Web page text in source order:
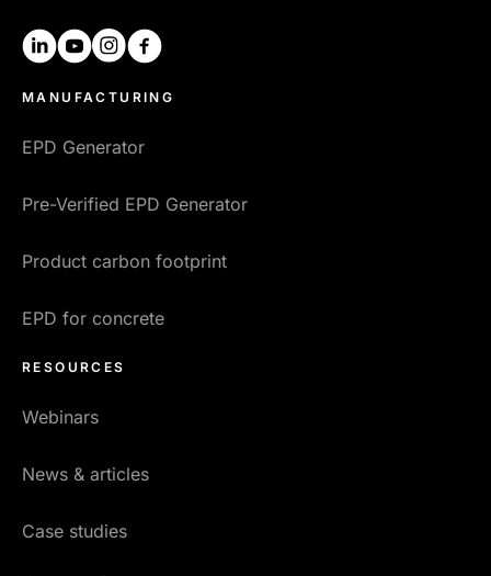
linkedinyoutubeinstagram
MANUFACTURING
EPD Generator
Pre-Verified EPD Generator
Product carbon footprint
EPD for concrete
RESOURCES
Webinars
News & articles
Case studies